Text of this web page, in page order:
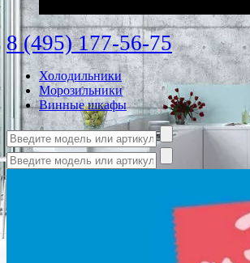
8 (495) 177-56-75
Холодильники
Морозильники
Винные шкафы